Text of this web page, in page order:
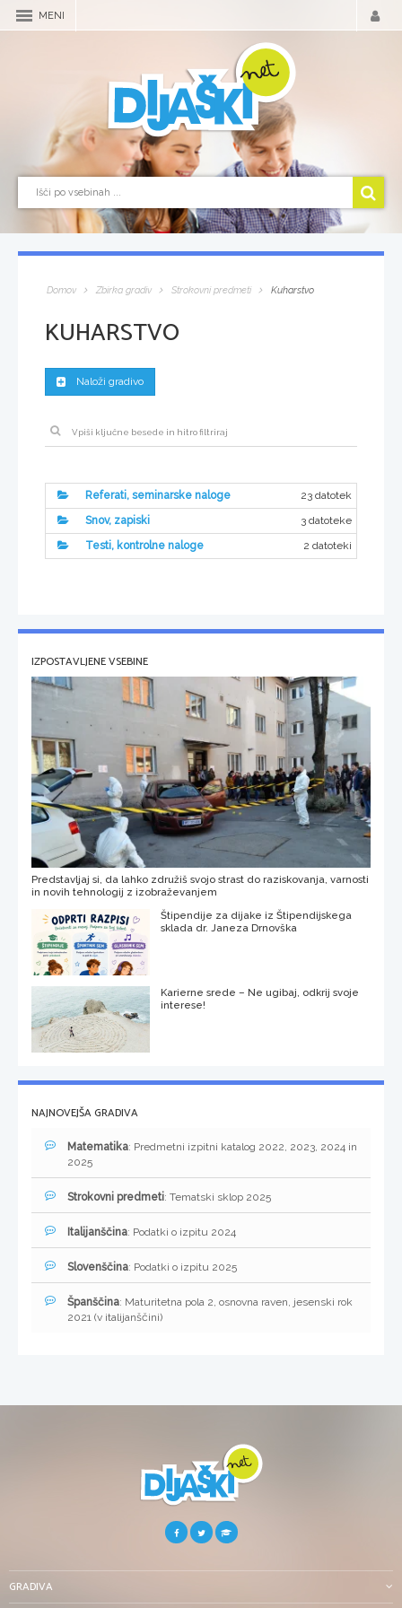
MENI
Domov Zbirka gradiv Strokovni predmeti Kuharstvo
KUHARSTVO
Naloži gradivo
Referati, seminarske naloge 23 datotek
Snov, zapiski 3 datoteke
Testi, kontrolne naloge 2 datoteki
IZPOSTAVLJENE VSEBINE
Predstavljaj si, da lahko združiš svojo strast do raziskovanja, varnosti
in novih tehnologij z izobraževanjem
Štipendije za dijake iz Štipendijskega
sklada dr. Janeza Drnovška
Karierne srede – Ne ugibaj, odkrij svoje
interese!
NAJNOVEJŠA GRADIVA
Matematika: Predmetni izpitni katalog 2022, 2023, 2024 in
2025
Strokovni predmeti: Tematski sklop 2025
Italijanščina: Podatki o izpitu 2024
Slovenščina: Podatki o izpitu 2025
Španščina: Maturitetna pola 2, osnovna raven, jesenski rok
2021 (v italijanščini)
GRADIVA